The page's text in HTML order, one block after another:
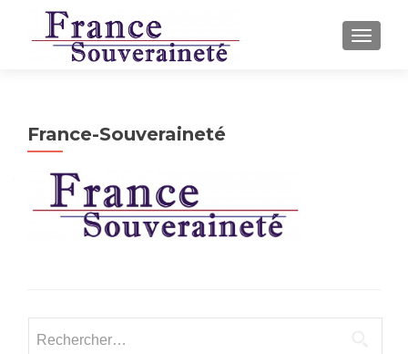
France-Souveraineté